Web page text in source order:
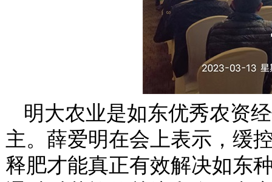
明大农业是如东优秀农资
主。薛爱明在会上表示，缓
释肥才能真正有效解决如东